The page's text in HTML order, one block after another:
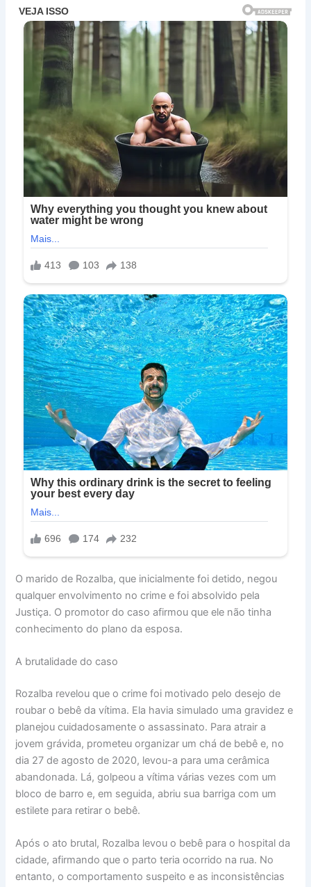
O marido de Rozalba, que inicialmente foi detido, negou
qualquer envolvimento no crime e foi absolvido pela
Justiça. O promotor do caso afirmou que ele não tinha
conhecimento do plano da esposa.
A brutalidade do caso
Rozalba revelou que o crime foi motivado pelo desejo de
roubar o bebê da vítima. Ela havia simulado uma gravidez e
planejou cuidadosamente o assassinato. Para atrair a
jovem grávida, prometeu organizar um chá de bebê e, no
dia 27 de agosto de 2020, levou-a para uma cerâmica
abandonada. Lá, golpeou a vítima várias vezes com um
bloco de barro e, em seguida, abriu sua barriga com um
estilete para retirar o bebê.
Após o ato brutal, Rozalba levou o bebê para o hospital da
cidade, afirmando que o parto teria ocorrido na rua. No
entanto, o comportamento suspeito e as inconsistências